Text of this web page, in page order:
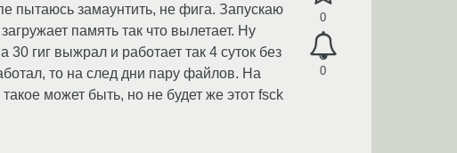
0
0
пытаюсь замаунтить, не фига. Запускаю
память так что вылетает. Ну
гиг выжрал и работает так 4 суток без
то на след дни пару файлов. На
может быть, но не будет же этот fsck